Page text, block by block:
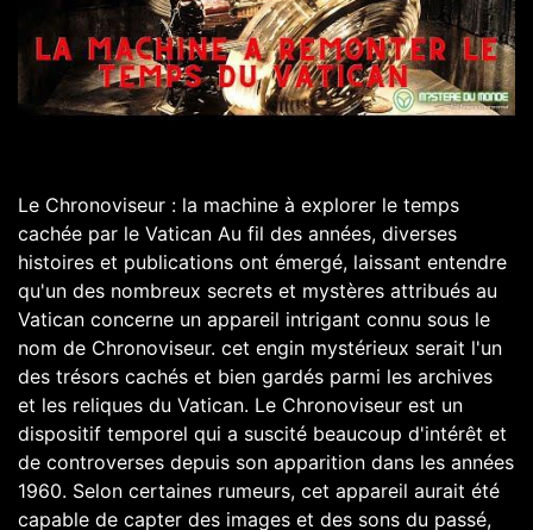
Le Chronoviseur : la machine à explorer le temps
cachée par le Vatican Au fil des années, diverses
histoires et publications ont émergé, laissant entendre
qu'un des nombreux secrets et mystères attribués au
Vatican concerne un appareil intrigant connu sous le
nom de Chronoviseur. cet engin mystérieux serait l'un
des trésors cachés et bien gardés parmi les archives
et les reliques du Vatican. Le Chronoviseur est un
dispositif temporel qui a suscité beaucoup d'intérêt et
de controverses depuis son apparition dans les années
1960. Selon certaines rumeurs, cet appareil aurait été
capable de capter des images et des sons du passé,